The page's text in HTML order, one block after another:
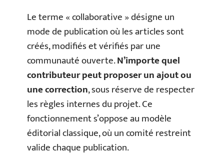
Le terme « collaborative » désigne un
mode de publication où les articles sont
créés, modifiés et vérifiés par une
communauté ouverte.N’importe quel
contributeur peut proposer un ajout ou
une correction, sous réserve de respecter
les règles internes du projet. Ce
fonctionnement s’oppose au modèle
éditorial classique, où un comité restreint
valide chaque publication.